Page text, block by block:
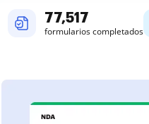
77,517
formularios completados